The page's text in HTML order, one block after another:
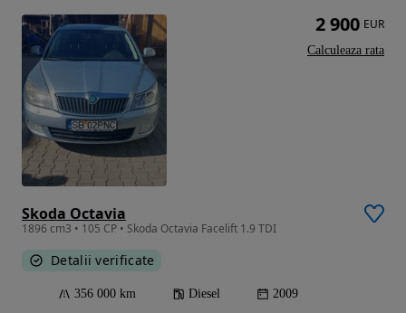
Skoda Octavia
1896 cm3 • 105 CP • Skoda Octavia Facelift 1.9 TDI
Detalii verificate
356 000 km Diesel 2009
2 900 EUR
Calculeaza rata